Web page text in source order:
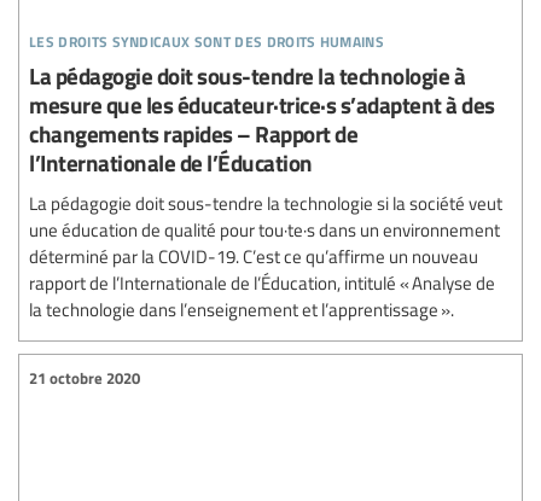
les droits syndicaux sont des droits humains
La pédagogie doit sous-tendre la technologie à
mesure que les éducateur·trice·s s’adaptent à des
changements rapides – Rapport de
l’Internationale de l’Éducation
La pédagogie doit sous-tendre la technologie si la société veut
une éducation de qualité pour tou·te·s dans un environnement
déterminé par la COVID-19. C’est ce qu’affirme un nouveau
rapport de l’Internationale de l’Éducation, intitulé « Analyse de
la technologie dans l’enseignement et l’apprentissage ».
21 octobre 2020